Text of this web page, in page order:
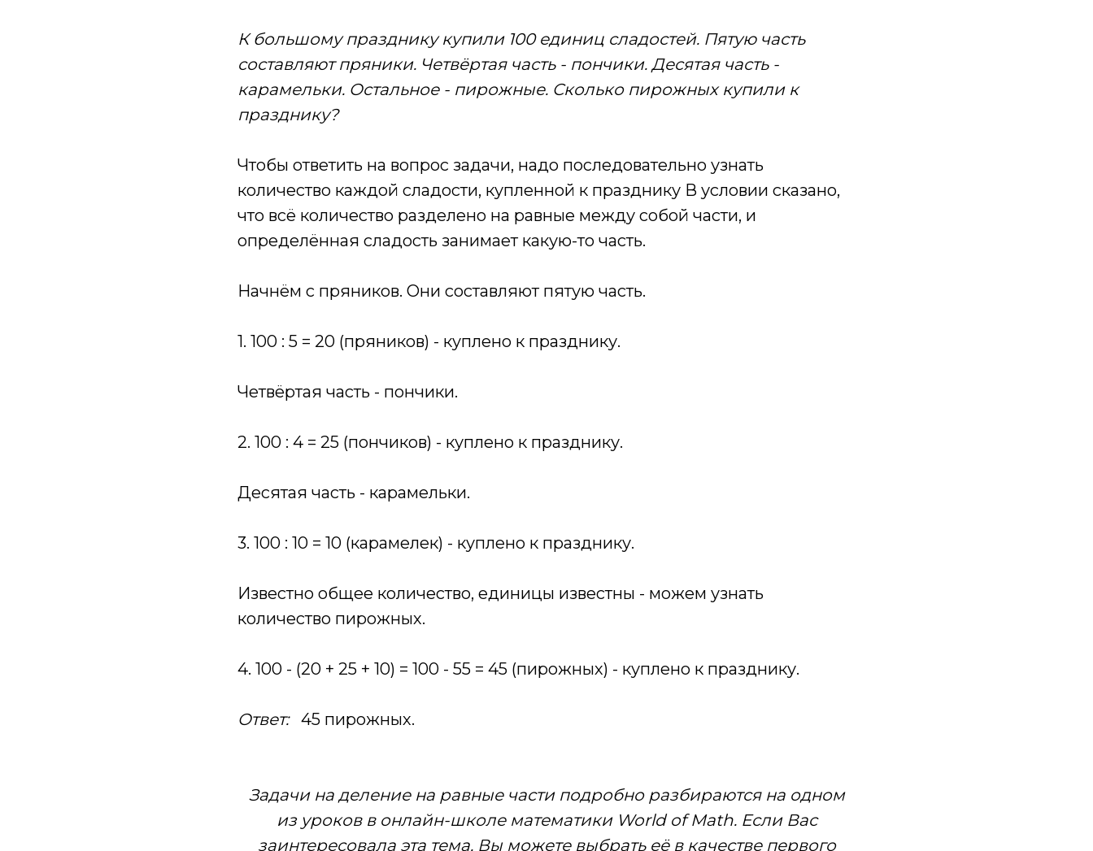
К большому празднику купили 100 единиц сладостей. Пятую часть
составляют пряники. Четвёртая часть - пончики. Десятая часть -
карамельки. Остальное - пирожные. Сколько пирожных купили к
празднику?
Чтобы ответить на вопрос задачи, надо последовательно узнать
количество каждой сладости, купленной к празднику В условии сказано,
что всё количество разделено на равные между собой части, и
определённая сладость занимает какую-то часть.
Начнём с пряников. Они составляют пятую часть.
1. 100 : 5 = 20 (пряников) - куплено к празднику.
Четвёртая часть - пончики.
2. 100 : 4 = 25 (пончиков) - куплено к празднику.
Десятая часть - карамельки.
3. 100 : 10 = 10 (карамелек) - куплено к празднику.
Известно общее количество, единицы известны - можем узнать
количество пирожных.
4. 100 - (20 + 25 + 10) = 100 - 55 = 45 (пирожных) - куплено к празднику.
Ответ:45 пирожных.
Задачи на деление на равные части подробно разбираются на одном
из уроков в онлайн-школе математики World of Math. Если Вас
заинтересовала эта тема, Вы можете выбрать её в качестве первого